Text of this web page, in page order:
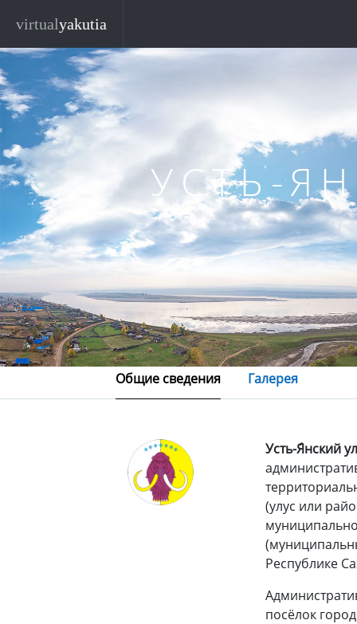
virtualyakutia
УСТЬ-
Общие сведения Галерея
Усть-Я́нский
(улус или
Республике
посёлок